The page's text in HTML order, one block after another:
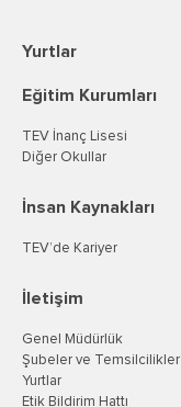
Yurtlar
Eğitim Kurumları
TEV İnanç Lisesi
Diğer Okullar
İnsan Kaynakları
TEV’de Kariyer
İletişim
Genel Müdürlük
Şubeler ve Temsilcilikler
Yurtlar
Etik Bildirim Hattı